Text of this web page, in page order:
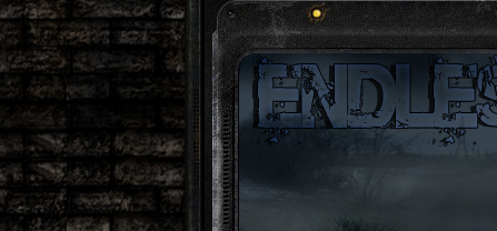
Зона - это святое место. Здесь ты сам